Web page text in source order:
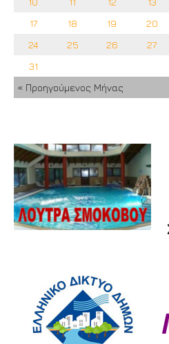
17
18 19 20
24
25 26 27
31
« Προηγούμενος Μήνας